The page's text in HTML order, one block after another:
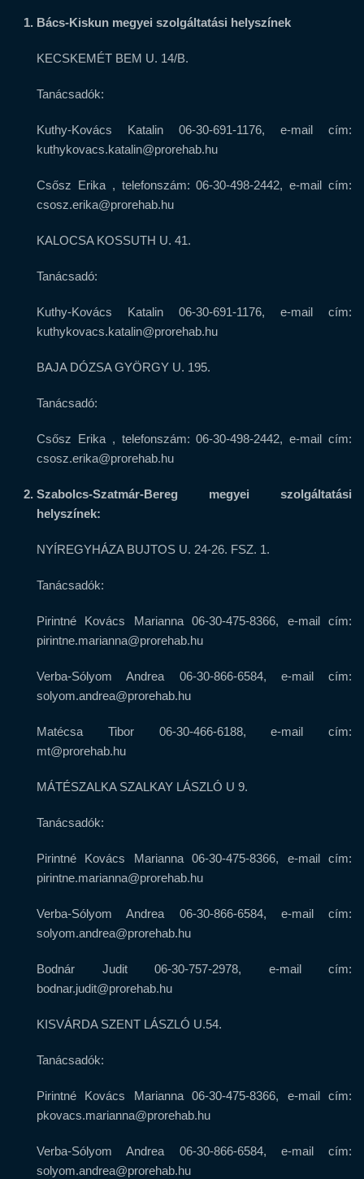
Bács-Kiskun megyei szolgáltatási helyszínek
KECSKEMÉT BEM U. 14/B.
Tanácsadók:
Kuthy-Kovács Katalin 06-30-691-1176, e-mail cím:
kuthykovacs.katalin@prorehab.hu
Csősz Erika , telefonszám: 06-30-498-2442, e-mail cím:
csosz.erika@prorehab.hu
KALOCSA KOSSUTH U. 41.
Tanácsadó:
Kuthy-Kovács Katalin 06-30-691-1176, e-mail cím:
kuthykovacs.katalin@prorehab.hu
BAJA DÓZSA GYÖRGY U. 195.
Tanácsadó:
Csősz Erika , telefonszám: 06-30-498-2442, e-mail cím:
csosz.erika@prorehab.hu
Szabolcs-Szatmár-Bereg megyei szolgáltatási
helyszínek:
NYÍREGYHÁZA BUJTOS U. 24-26. FSZ. 1.
Tanácsadók:
Pirintné Kovács Marianna 06-30-475-8366, e-mail cím:
pirintne.marianna@prorehab.hu
Verba-Sólyom Andrea 06-30-866-6584, e-mail cím:
solyom.andrea@prorehab.hu
Matécsa Tibor 06-30-466-6188, e-mail cím:
mt@prorehab.hu
MÁTÉSZALKA SZALKAY LÁSZLÓ U 9.
Tanácsadók:
Pirintné Kovács Marianna 06-30-475-8366, e-mail cím:
pirintne.marianna@prorehab.hu
Verba-Sólyom Andrea 06-30-866-6584, e-mail cím:
solyom.andrea@prorehab.hu
Bodnár Judit 06-30-757-2978, e-mail cím:
bodnar.judit@prorehab.hu
KISVÁRDA SZENT LÁSZLÓ U.54.
Tanácsadók:
Pirintné Kovács Marianna 06-30-475-8366, e-mail cím:
pkovacs.marianna@prorehab.hu
Verba-Sólyom Andrea 06-30-866-6584, e-mail cím:
solyom.andrea@prorehab.hu